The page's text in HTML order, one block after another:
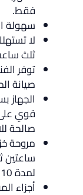
فقط.
سهولة
لا
ثلث
توفر
صيانة
الجهاز
قوي
صالحة
مروحة
ساعتين
لمدة 10 ساعات مرتين في اليوم .
أجزاء